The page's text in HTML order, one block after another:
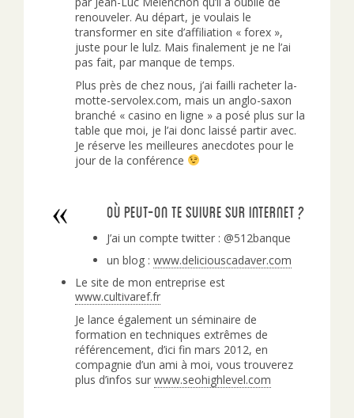
renouveler. Au départ, je voulais le
transformer en site d’affiliation « forex »,
juste pour le lulz. Mais finalement je ne l’ai
pas fait, par manque de temps.
Plus près de chez nous, j’ai failli racheter la-
motte-servolex.com, mais un anglo-saxon
branché « casino en ligne » a posé plus sur la
table que moi, je l’ai donc laissé partir avec.
Je réserve les meilleures anecdotes pour le
jour de la conférence
Où peut-on te suivre sur Internet ?
J’ai un compte twitter : @512banque
un blog : www.deliciouscadaver.com
Le site de mon entreprise est
www.cultivaref.fr
Je lance également un séminaire de
formation en techniques extrêmes de
référencement, d’ici fin mars 2012, en
compagnie d’un ami à moi, vous trouverez
plus d’infos sur www.seohighlevel.com